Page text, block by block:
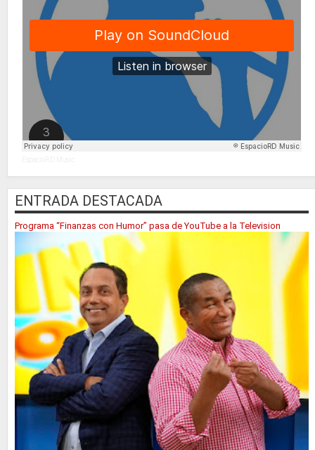
ENTRADA DESTACADA
Programa “Finanzas con Humor” pasa de YouTube a la Television